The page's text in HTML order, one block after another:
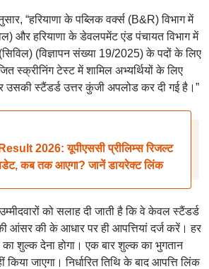
“हरियाणा के पब्लिक वर्क्स (B&R) विभाग में
और हरियाणा के डेवलपमेंट एंड पंचायत विभाग में
(विज्ञापन संख्या 19/2025) के पदों के लिए
स्क्रीनिंग टेस्ट में शामिल अभ्यर्थियों के लिए
उसकी स्टैंडर्ड उत्तर कुंजी अपलोड कर दी गई है।”
2026: यूपीएससी प्रीलिम्स रिजल्ट
कब तक आएगा? जानें डायरेक्ट लिंक
को सलाह दी जाती है कि वे केवल स्टैंडर्ड
की के आधार पर ही आपत्तियां दर्ज करें। हर
शुल्क देना होगा। एक बार शुल्क का भुगतान
जाएगा। निर्धारित तिथि के बाद आपत्ति लिंक